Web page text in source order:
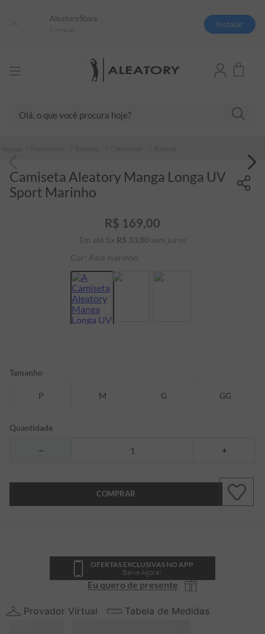
AleatoryStore
Instalar
Camiseta Aleatory Manga Longa UV
Sport Marinho
R$ 169,00
Em até 5x R$ 33,80 sem juros
Cor: Azul marinho
Tamanho
P M G GG
Quantidade
＋
－
COMPRAR
OFERTAS EXCLUSIVAS NO APP
Baixe Agora!
Eu quero de presente
Provador Virtual Tabela de Medidas
2º
camiseta listrada
4º
jaqueta
5º
camiseta
6
bermuda